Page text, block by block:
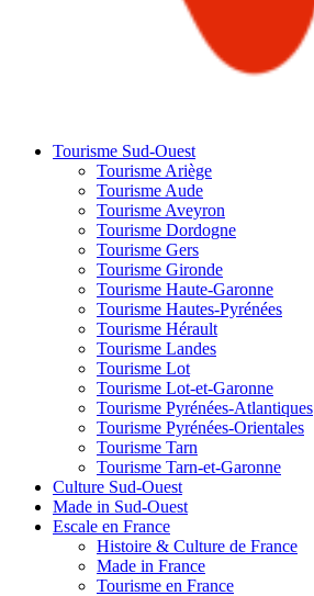
Tourisme Sud-Ouest
Tourisme Ariège
Tourisme Aude
Tourisme Aveyron
Tourisme Dordogne
Tourisme Gers
Tourisme Gironde
Tourisme Haute-Garonne
Tourisme Hautes-Pyrénées
Tourisme Hérault
Tourisme Landes
Tourisme Lot
Tourisme Lot-et-Garonne
Tourisme Pyrénées-Atlantiques
Tourisme Pyrénées-Orientales
Tourisme Tarn
Tourisme Tarn-et-Garonne
Culture Sud-Ouest
Made in Sud-Ouest
Escale en France
Histoire & Culture de France
Made in France
Tourisme en France